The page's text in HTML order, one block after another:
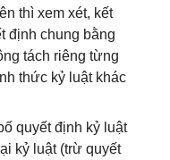
thì xem xét, kết
định chung bằng
tách riêng từng
thức kỷ luật khác
quyết định kỷ luật
kỷ luật (trừ quyết